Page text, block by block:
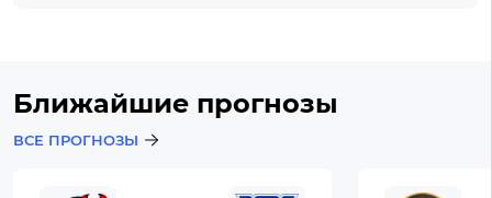
Ближайшие прогнозы
ВСЕ ПРОГНОЗЫ